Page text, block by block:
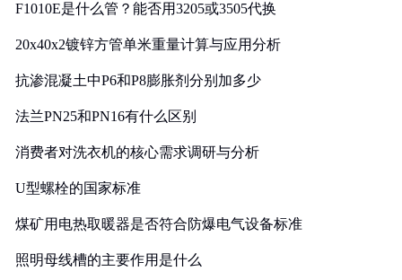
F1010E是什么管？能否用3205或3505代换
20x40x2镀锌方管单米重量计算与应用分析
抗渗混凝土中P6和P8膨胀剂分别加多少
法兰PN25和PN16有什么区别
消费者对洗衣机的核心需求调研与分析
U型螺栓的国家标准
煤矿用电热取暖器是否符合防爆电气设备标准
照明母线槽的主要作用是什么